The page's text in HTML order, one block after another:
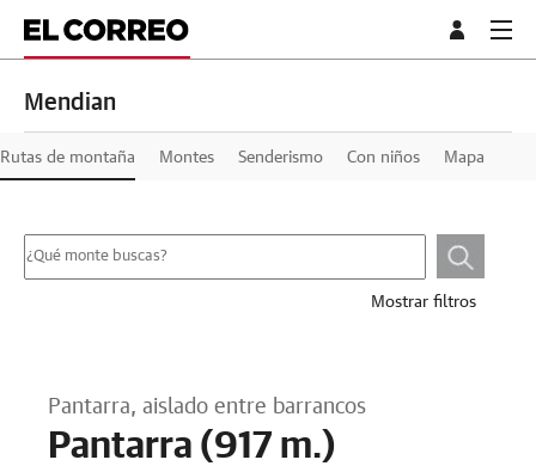
Mendian
Rutas de montaña Montes Senderismo Con niños Mapa
Mostrar filtros
Pantarra, aislado entre barrancos
Pantarra (917 m.)